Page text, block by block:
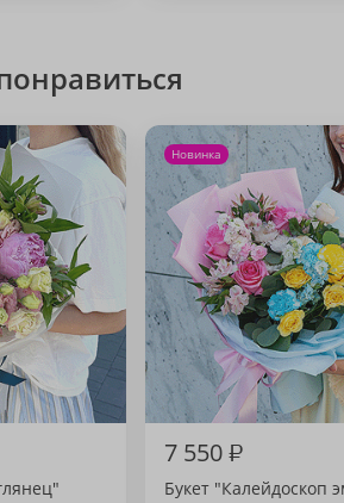
Новинка
7 550₽
Букет "Калейдоскоп